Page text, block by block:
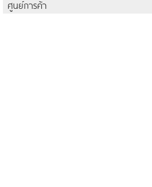
ศูนย์การค้า